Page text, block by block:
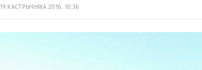
19 КАСТРЫЧНІКА 2016, 10:36